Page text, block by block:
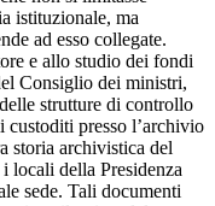
istituzionale, ma
ad esso collegate.
e allo studio dei fondi
Consiglio dei ministri,
strutture di controllo
custoditi presso l’archivio
storia archivistica del
locali della Presidenza
sede. Tali documenti